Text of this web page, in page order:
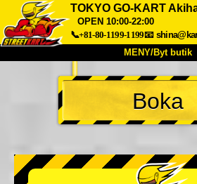
TOKYO GO-KART
OPEN 10:00-22:00
📞+81-80-1199-1199📧
MENY/Byt butik
Om oss Specifikationer
Hitta hit Röster
Byt butik
Boka